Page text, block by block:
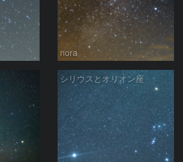
nora
シリウスとオリオン座